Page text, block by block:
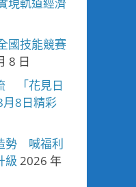
現軌道經濟
國技能競賽
8 日
「花見日
8日精彩
勢 喊福利
級 2026 年